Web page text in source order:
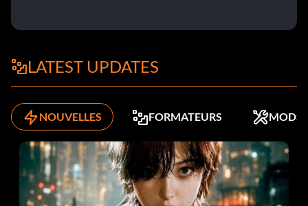
LATEST UPDATES
NOUVELLES FORMATEURS MODS